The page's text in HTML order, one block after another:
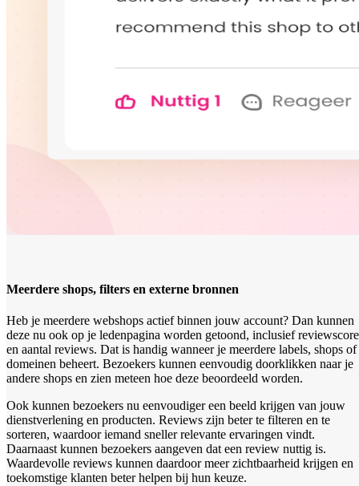
Meerdere shops, filters en externe bronnen
Heb je meerdere webshops actief binnen jouw account? Dan kunnen
deze nu ook op je ledenpagina worden getoond, inclusief reviewscore
en aantal reviews. Dat is handig wanneer je meerdere labels, shops of
domeinen beheert. Bezoekers kunnen eenvoudig doorklikken naar je
andere shops en zien meteen hoe deze beoordeeld worden.
Ook kunnen bezoekers nu eenvoudiger een beeld krijgen van jouw
dienstverlening en producten. Reviews zijn beter te filteren en te
sorteren, waardoor iemand sneller relevante ervaringen vindt.
Daarnaast kunnen bezoekers aangeven dat een review nuttig is.
Waardevolle reviews kunnen daardoor meer zichtbaarheid krijgen en
toekomstige klanten beter helpen bij hun keuze.